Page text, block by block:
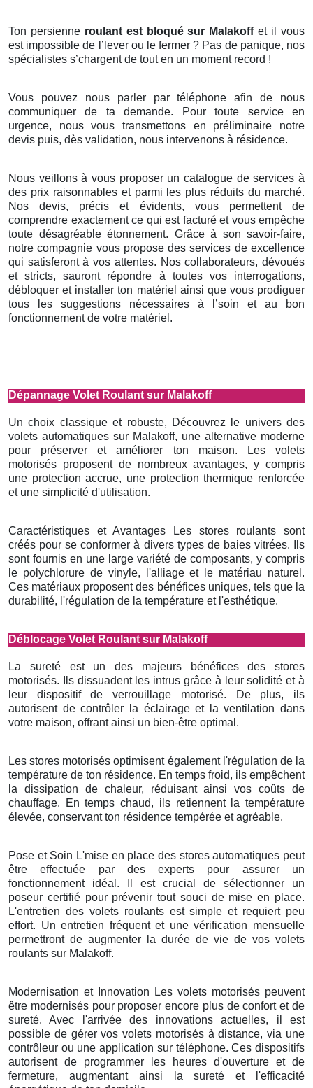
Ton persienne roulant est bloqué sur Malakoffet il vous
est impossible de l’lever ou le fermer ? Pas de panique, nos
spécialistes s’chargent de tout en un moment record !
Vous pouvez nous parler par téléphone afin de nous
communiquer de ta demande. Pour toute service en
urgence, nous vous transmettons en préliminaire notre
devis puis, dès validation, nous intervenons à résidence.
Nous veillons à vous proposer un catalogue de services à
des prix raisonnables et parmi les plus réduits du marché.
Nos devis, précis et évidents, vous permettent de
comprendre exactement ce qui est facturé et vous empêche
toute désagréable étonnement. Grâce à son savoir-faire,
notre compagnie vous propose des services de excellence
qui satisferont à vos attentes. Nos collaborateurs, dévoués
et stricts, sauront répondre à toutes vos interrogations,
débloquer et installer ton matériel ainsi que vous prodiguer
tous les suggestions nécessaires à l’soin et au bon
fonctionnement de votre matériel.
Dépannage Volet Roulant sur Malakoff
Un choix classique et robuste, Découvrez le univers des
volets automatiques sur Malakoff, une alternative moderne
pour préserver et améliorer ton maison. Les volets
motorisés proposent de nombreux avantages, y compris
une protection accrue, une protection thermique renforcée
et une simplicité d'utilisation.
Caractéristiques et Avantages Les stores roulants sont
créés pour se conformer à divers types de baies vitrées. Ils
sont fournis en une large variété de composants, y compris
le polychlorure de vinyle, l'alliage et le matériau naturel.
Ces matériaux proposent des bénéfices uniques, tels que la
durabilité, l'régulation de la température et l'esthétique.
Déblocage Volet Roulant sur Malakoff
La sureté est un des majeurs bénéfices des stores
motorisés. Ils dissuadent les intrus grâce à leur solidité et à
leur dispositif de verrouillage motorisé. De plus, ils
autorisent de contrôler la éclairage et la ventilation dans
votre maison, offrant ainsi un bien-être optimal.
Les stores motorisés optimisent également l'régulation de la
température de ton résidence. En temps froid, ils empêchent
la dissipation de chaleur, réduisant ainsi vos coûts de
chauffage. En temps chaud, ils retiennent la température
élevée, conservant ton résidence tempérée et agréable.
Pose et Soin L'mise en place des stores automatiques peut
être effectuée par des experts pour assurer un
fonctionnement idéal. Il est crucial de sélectionner un
poseur certifié pour prévenir tout souci de mise en place.
L'entretien des volets roulants est simple et requiert peu
effort. Un entretien fréquent et une vérification mensuelle
permettront de augmenter la durée de vie de vos volets
roulants sur Malakoff.
Modernisation et Innovation Les volets motorisés peuvent
être modernisés pour proposer encore plus de confort et de
sureté. Avec l'arrivée des innovations actuelles, il est
possible de gérer vos volets motorisés à distance, via une
contrôleur ou une application sur téléphone. Ces dispositifs
autorisent de programmer les heures d'ouverture et de
fermeture, augmentant ainsi la sureté et l'efficacité